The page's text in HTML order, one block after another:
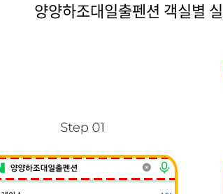
양양하조대일출펜션 객실별